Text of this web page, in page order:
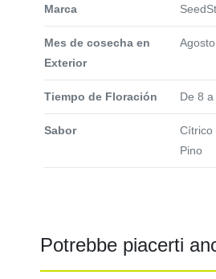
Marca
Mes de cosecha en
Exterior
Agosto
Tiempo de Floración De 8
Sabor
Cítrico
Pino
Potrebbe piacerti